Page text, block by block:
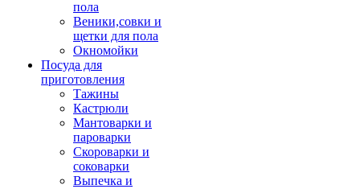
пола
Веники,совки и
щетки для пола
Окномойки
Посуда для
приготовления
Тажины
Кастрюли
Мантоварки и
пароварки
Скороварки и
соковарки
Выпечка и